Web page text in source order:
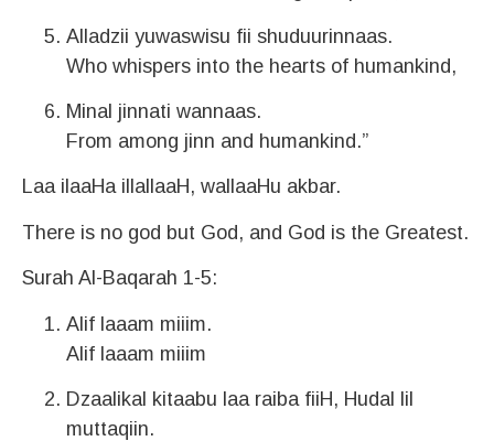
Alladzii yuwaswisu fii shuduurinnaas.
Who whispers into the hearts of humankind,
Minal jinnati wannaas.
From among jinn and humankind.”
Laa ilaaHa illallaaH, wallaaHu akbar.
There is no god but God, and God is the Greatest.
Surah Al-Baqarah 1-5:
Alif laaam miiim.
Alif laaam miiim
Dzaalikal kitaabu laa raiba fiiH, Hudal lil
muttaqiin.